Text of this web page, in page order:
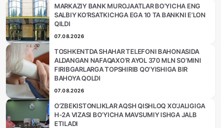
MARKAZIY BANK MUROJAATLAR BO‘YICHA ENG
SALBIY KO‘RSATKICHGA EGA 10 TA BANKNI E’LON
QILDI
07.08.2026
TOSHKENTDA SHAHAR TELEFONI BAHONASIDA
ALDANGAN NAFAQAXO‘R AYOL 370 MLN SO‘MINI
FIRIBGARLARGA TOPSHIRIB QO‘YISHIGA BIR
BAHOYA QOLDI
07.08.2026
O‘ZBEKISTONLIKLAR AQSH QISHLOQ XO‘JALIGIGA
H-2A VIZASI BO‘YICHA MAVSUMIY ISHGA JALB
ETILADI